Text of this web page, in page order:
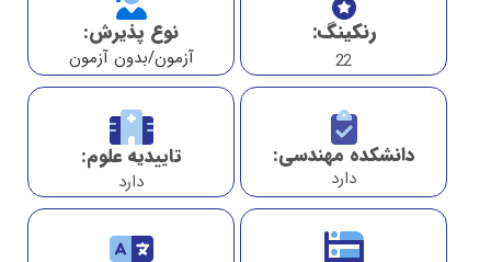
رنکینگ:
22
نوع پذیرش:
آزمون/بدون آزمون
دانشکده مهندسی:
دارد
تاییدیه علوم:
دارد